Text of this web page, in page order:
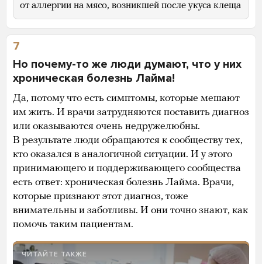
от аллергии на мясо, возникшей после укуса клеща
7
Но почему-то же люди думают, что у них
хроническая болезнь Лайма!
Да, потому что есть симптомы, которые мешают
им жить. И врачи затрудняются поставить диагноз
или оказываются очень недружелюбны.
В результате люди обращаются к сообществу тех,
кто оказался в аналогичной ситуации. И у этого
принимающего и поддерживающего сообщества
есть ответ: хроническая болезнь Лайма. Врачи,
которые признают этот диагноз, тоже
внимательны и заботливы. И они точно знают, как
помочь таким пациентам.
ЧИТАЙТЕ ТАКЖЕ